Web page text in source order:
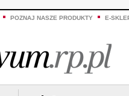
POZNAJ NASZE PRODUKTY E-